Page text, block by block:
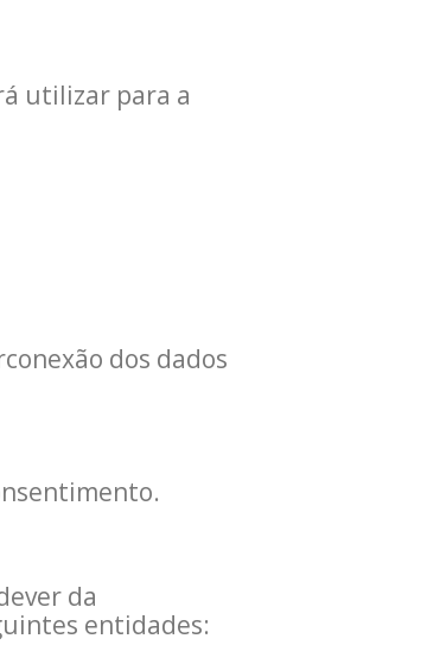
utilizar para a
dos dados
da
entidades: